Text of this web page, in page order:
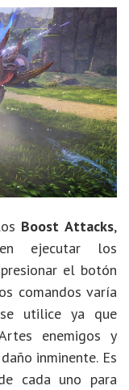
Boost Attacks,
ejecutar los
el botón
comandos varía
utilice ya que
enemigos y
inminente. Es
cada uno para